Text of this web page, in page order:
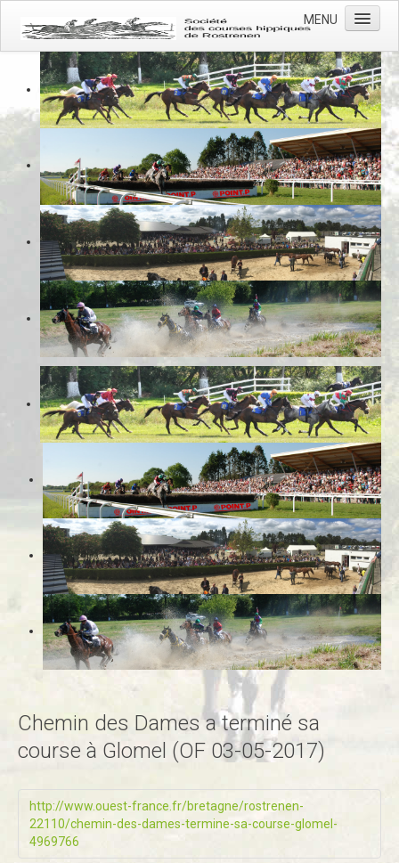
MENU
Accueil
Actualités
L'association
L'hippodrome
Les courses
Photos
Contacts
Prévention
Chemin des Dames a terminé sa
course à Glomel (OF 03-05-2017)
http://www.ouest-france.fr/bretagne/rostrenen-
22110/chemin-des-dames-termine-sa-course-glomel-
4969766